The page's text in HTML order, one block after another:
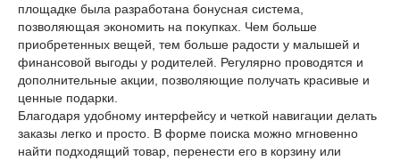
площадке была разработана бонусная система,
позволяющая экономить на покупках. Чем больше
приобретенных вещей, тем больше радости у малышей и
финансовой выгоды у родителей. Регулярно проводятся и
дополнительные акции, позволяющие получать красивые и
ценные подарки.
Благодаря удобному интерфейсу и четкой навигации делать
заказы легко и просто. В форме поиска можно мгновенно
найти подходящий товар, перенести его в корзину или